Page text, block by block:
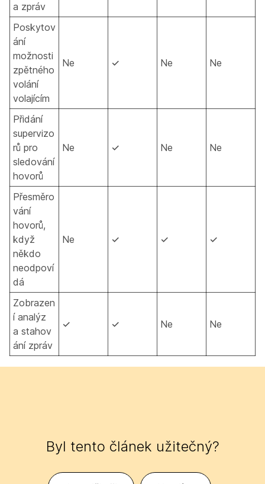
a zpráv
Poskytov
ání
možnosti
zpětného
volání
volajícím
Ne ✓ Ne Ne
Přidání
supervizo
rů pro
sledování
hovorů
Ne ✓ Ne Ne
Přesměro
vání
hovorů,
když
někdo
neodpoví
dá
Ne ✓ ✓ ✓
Zobrazen
í analýz
a stahov
ání zpráv
✓ ✓ Ne Ne
Byl tento článek užitečný?